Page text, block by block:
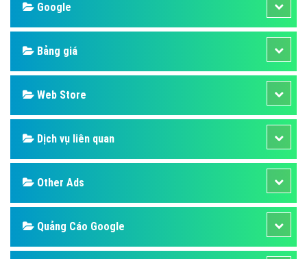
Google
Bảng giá
Web Store
Dịch vụ liên quan
Other Ads
Quảng Cáo Google